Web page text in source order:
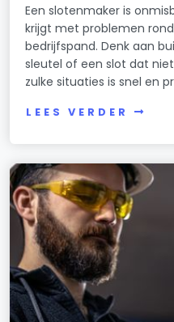
Een slotenmaker is
krijgt met problemen
bedrijfspand. Denk aan
sleutel of een slot dat
zulke situaties is snel en
LEES VERDER